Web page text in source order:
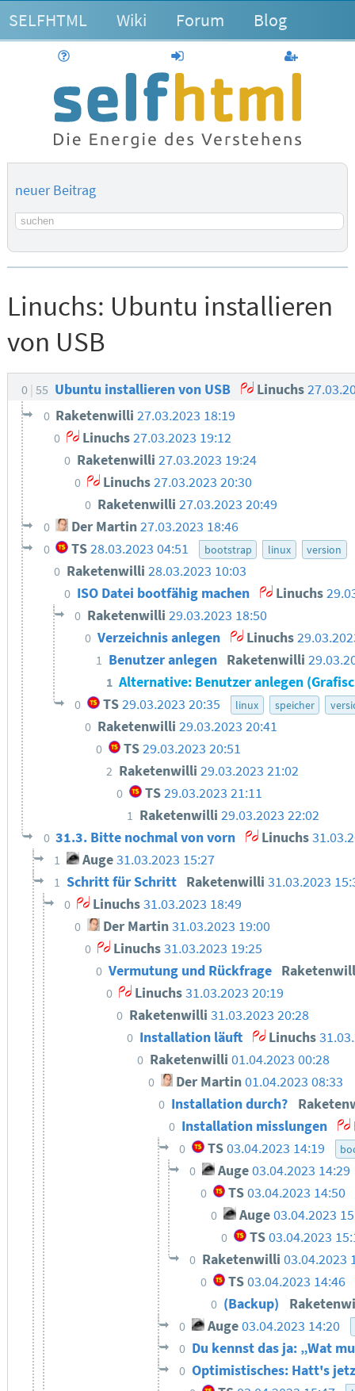
SELFHTML Wiki Forum Blog
anmelden
neuer Beitrag
Suchbegriff
Linuchs: Ubuntu installieren
von USB
0 55 Ubuntu installieren von USB Linuchs
0 Raketenwilli27.03.2023 18:19
0 Linuchs 27.03.2023 19:12
0 Raketenwilli 27.03.2023 19:24
0 Linuchs27.03.2023 20:30
0 Raketenwilli27.03.2023 20:49
0 Der Martin27.03.2023 18:46
0 TS28.03.2023 04:51 bootstrap linux version
0 Raketenwilli 28.03.2023 10:03
0 ISO Datei bootfähig machen Linuchs
0 Raketenwilli29.03.2023 18:50
0 Verzeichnis anlegen Linuchs
1 Benutzer anlegen Raketenwilli
1 Alternative: Benutzer anlegen
0 TS29.03.2023 20:35 linux speicher
0 Raketenwilli29.03.2023 20:41
0 TS29.03.2023 20:51
2 Raketenwilli 29.03.2023 21:02
0 TS29.03.2023 21:11
1 Raketenwilli29.03.2023 22:02
0 31.3. Bitte nochmal von vorn Linuchs
1 Auge 31.03.2023 15:27
1 Schritt für Schritt Raketenwilli31.03.2023
0 Linuchs31.03.2023 18:49
0 Der Martin31.03.2023 19:00
0 Linuchs31.03.2023 19:25
0 Vermutung und Rückfrage
0 Linuchs 31.03.2023 20:19
0 Raketenwilli 31.03.2023 20:28
0 Installation läuft Linuchs
0 Raketenwilli01.04.2023 00:28
0 Der Martin01.04.2023 08:33
0 Installation durch?
0 Installation misslungen
0 TS03.04.2023 14:19
0 Auge03.04.2023 14:29
0 TS03.04.2023 14:50
0 Auge 03.04.2023
0 TS03.04.2023
0 Raketenwilli03.04.2023
0 TS03.04.2023 14:46
0 (Backup)
0 Auge03.04.2023 14:20
0 Du kennst das ja: „Wat
0 Optimistisches: Hatt's